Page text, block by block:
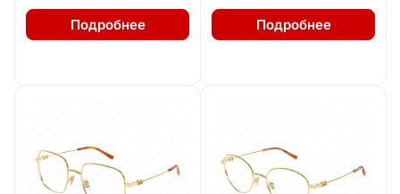
Подробнее Подробнее